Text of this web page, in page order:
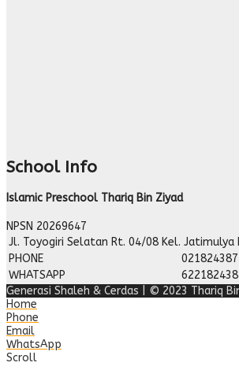
School Info
Islamic Preschool Thariq Bin Ziyad
NPSN 20269647
Jl. Toyogiri Selatan Rt. 04/08 Kel. Jatimulya
PHONE
WHATSAPP
Generasi Shaleh & Cerdas | © 2023 Thariq
Home
Phone
Email
WhatsApp
Scroll